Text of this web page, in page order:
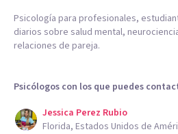
Psicología para profesionales,
diarios sobre salud mental,
relaciones de pareja.
Psicólogos con los que puedes
Jessica Perez Rubio
Florida, Estados Unidos de